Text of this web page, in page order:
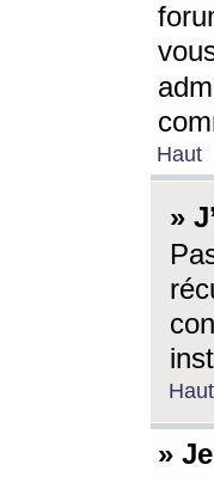
Haut
»
Haut
»